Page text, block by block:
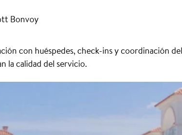
Bonvoy
con huéspedes, check-ins y coordinación del
la calidad del servicio.